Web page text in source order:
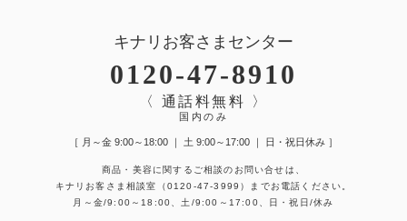
キナリお客さまセンター
0120-47-8910
〈 通話料無料 〉
国内のみ
［ 月～金 9:00～18:00 ｜ 土 9:00～17:00 ｜ 日・祝日休み ］
商品・美容に関するご相談のお問い合せは、
キナリお客さま相談室
（0120-47-3999）
までお電話ください。
月～金/9:00～18:00、土/9:00～17:00、日・祝日/休み